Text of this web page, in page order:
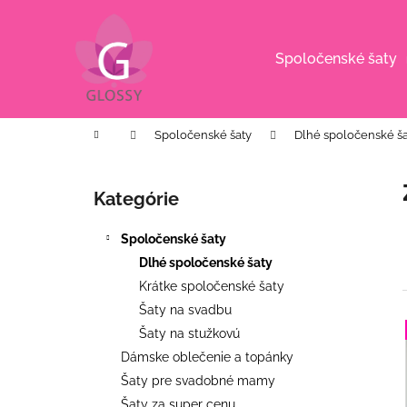
Spoločenské šaty
Domov Spoločenské šaty Dlhé spoločenské
Preskočiť
kategórie
Kategórie
Spoločenské šaty
Dlhé spoločenské šaty
Krátke spoločenské šaty
Šaty na svadbu
Šaty na stužkovú
Dámske oblečenie a topánky
Šaty pre svadobné mamy
Späť
obchodu
Späť
obchodu
KVETINOVÉ KOŠEĽOVÉ ŠATY S